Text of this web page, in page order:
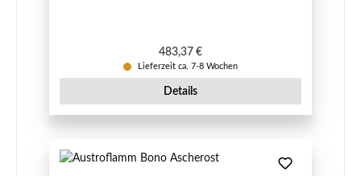
Regulärer Preis:
483,37 €
Lieferzeit ca. 7-8 Wochen
Details